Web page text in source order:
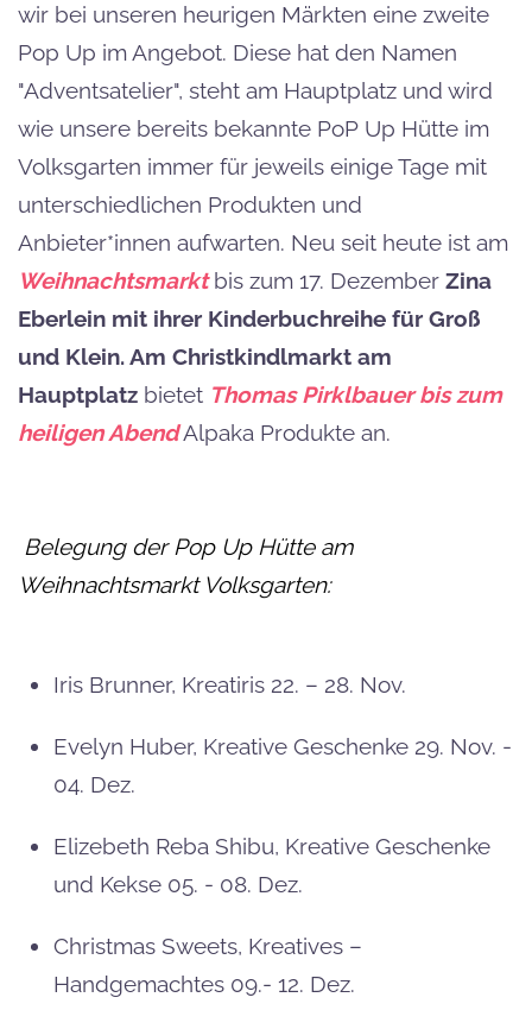
wir bei unseren heurigen Märkten eine zweite
Pop Up im Angebot. Diese hat den Namen
"Adventsatelier", steht am Hauptplatz und wird
wie unsere bereits bekannte PoP Up Hütte im
Volksgarten immer für jeweils einige Tage mit
unterschiedlichen Produkten und
Anbieter*innen aufwarten. Neu seit heute ist am
Weihnachtsmarktbis zum 17. Dezember Zina
Eberlein mit ihrer Kinderbuchreihe für Groß
und Klein. Am Christkindlmarkt am
Hauptplatz bietet Thomas Pirklbauer bis zum
heiligen AbendAlpaka Produkte an.
Belegung der Pop Up Hütte am
Weihnachtsmarkt Volksgarten:
Iris Brunner, Kreatiris 22. – 28. Nov.
Evelyn Huber, Kreative Geschenke 29. Nov. -
04. Dez.
Elizebeth Reba Shibu, Kreative Geschenke
und Kekse 05. - 08. Dez.
Christmas Sweets, Kreatives –
Handgemachtes 09.- 12. Dez.